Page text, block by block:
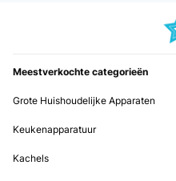
Meestverkochte categorieën
Grote Huishoudelijke Apparaten
Keukenapparatuur
Kachels